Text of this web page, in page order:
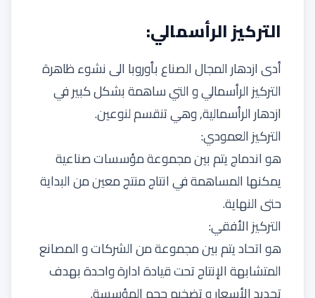
التركيز الرأسمالي:
أدى ازدهار المجال الصناع بأوروبا الى نشوء ظاهرة
التركيز الرأسمالي و التي ساهمة بشكل كبير في
ازدهار الرأسمالية, وهي تنقسم لنوعين.
التركيز العمودي:
هو اندماج يتم بين مجموعة مؤسسات صناعية
يمكنها المساهمة في انتاج منتج معين من البداية
حتى النهاية.
التركيز الأفقي:
هو اتحاد يتم بين مجموعة من الشركات و المصانع
المتشابهة الإنتاج تحت قيادة ادارة واحدة بهدف